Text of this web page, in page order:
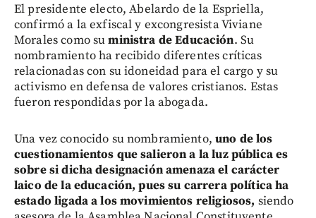
El presidente electo, Abelardo de la Espriella,
confirmó a la exfiscal y excongresista Viviane
Morales como suministra de Educación. Su
nombramiento ha recibido diferentes críticas
relacionadas con su idoneidad para el cargo y su
activismo en defensa de valores cristianos. Estas
fueron respondidas por la abogada.
Una vez conocido su nombramiento,uno de los
cuestionamientos que salieron a la luz pública es
sobre si dicha designación amenaza el carácter
laico de la educación, pues su carrera política ha
estado ligada a los movimientos religiosos, siendo